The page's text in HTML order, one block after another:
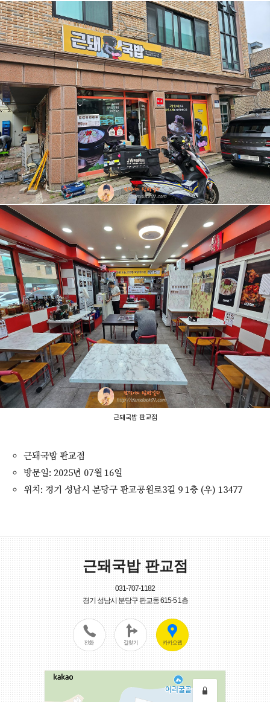
근돼국밥 판교점
근돼국밥 판교점
방문일: 2025년 07월 16일
위치: 경기 성남시 분당구 판교공원로3길 9 1층 (우) 13477